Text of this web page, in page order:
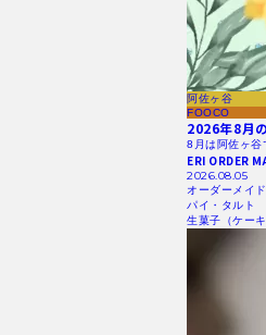
阿佐ヶ谷
FOOCO
2026年8月
8月は阿佐ヶ谷
ERI ORDER
2026.08.05
オーダーメイド
パイ・タルト
生菓子（ケーキ